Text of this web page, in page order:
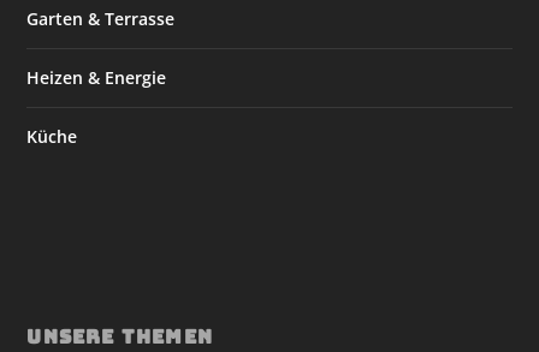
Garten & Terrasse
Heizen & Energie
Küche
UNSERE THEMEN